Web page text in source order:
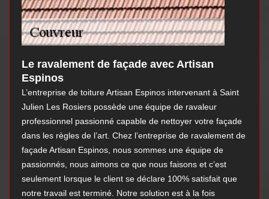
Le ravalement de façade avec Artisan
Espinos
L’entreprise de toiture Artisan Espinos intervenant à Saint
Julien Les Rosiers possède une équipe de ravaleur
professionnel passionné capable de nettoyer votre façade
dans les règles de l’art. Chez l’entreprise de ravalement de
façade Artisan Espinos, nous sommes une équipe de
passionnés, nous aimons ce que nous faisons et c’est
seulement lorsque le client se déclare 100% satisfait que
notre travail est terminé. Notre solution est à la fois